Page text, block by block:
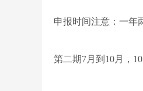
申报时间注意：一年
第二期7月到10月，